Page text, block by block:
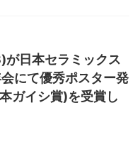
日本セラミックス
にて優秀ポスター発
ガイシ賞)を受賞し